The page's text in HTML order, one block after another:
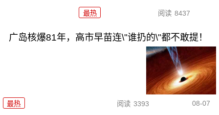
最热 阅读 8437
广岛核爆81年，高市早苗连\"谁扔的\"都不敢提！
最热 阅读 3393 08-07